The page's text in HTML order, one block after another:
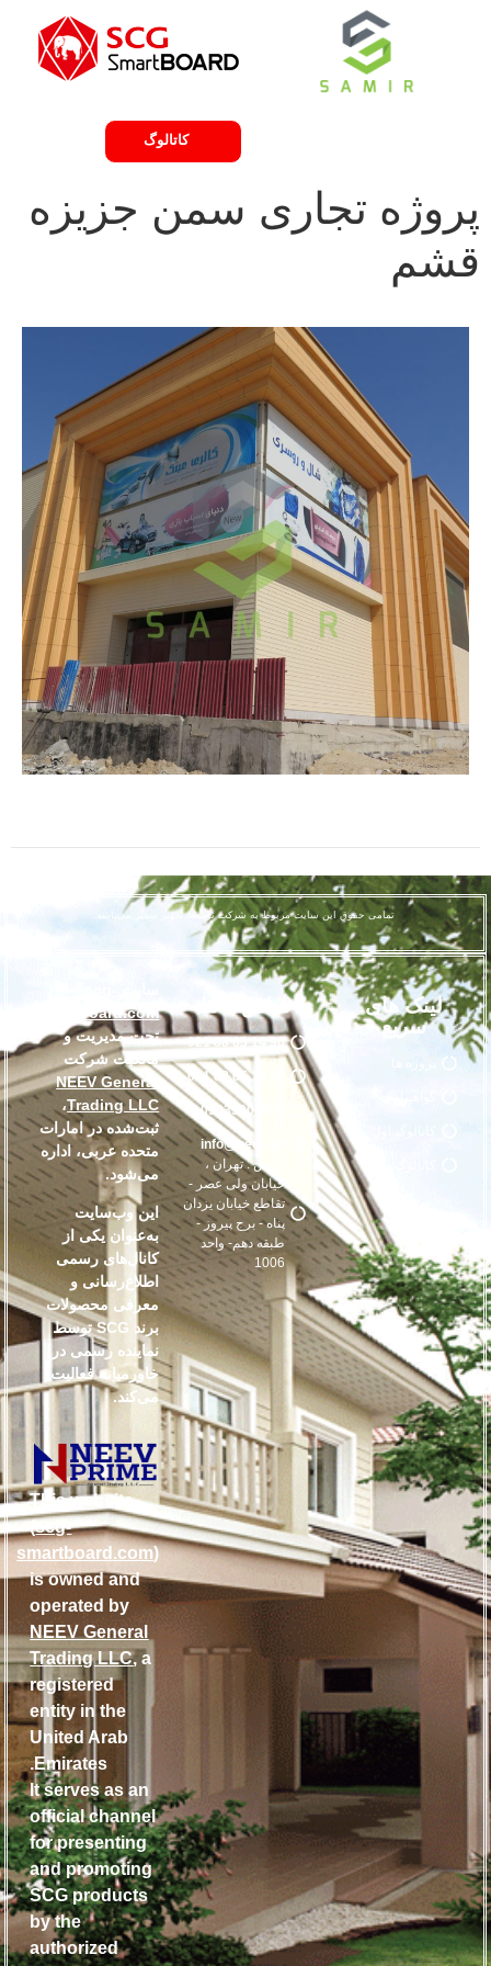
کاتالوگ
پروژه تجاری سمن جزیزه
قشم
لینک های
سریع
پروژه ها
تماس با ما
96 14 65 88 021
97 14 65 88 021
09033000900
info@neev.ae
آدرس : تهران ،
خیابان ولی عصر -
تقاطع خیابان یزدان
پناه - برج پیروز -
طبقه دهم- واحد
1006
smartboard.com
تحت مدیریت و
مالکیت شرکت
NEEV General
Trading LLC،
ثبت‌شده در امارات
متحده عربی، اداره
می‌شود.
این وب‌سایت
به‌عنوان یکی از
کانال‌های رسمی
اطلاع‌رسانی و
معرفی محصولات
برند SCG توسط
نماینده رسمی در
خاورمیانه فعالیت
می‌کند.
This website
(scg-
smartboard.com)
is owned and
operated by
NEEV General
Trading LLC, a
registered
entity in the
United Arab
Emirates.
It serves as an
official channel
for presenting
and promoting
SCG products
by the
authorized
تمامی حقوق این سایت مربوط به شرکت توسعه تجهیز سمیر می‌باشد